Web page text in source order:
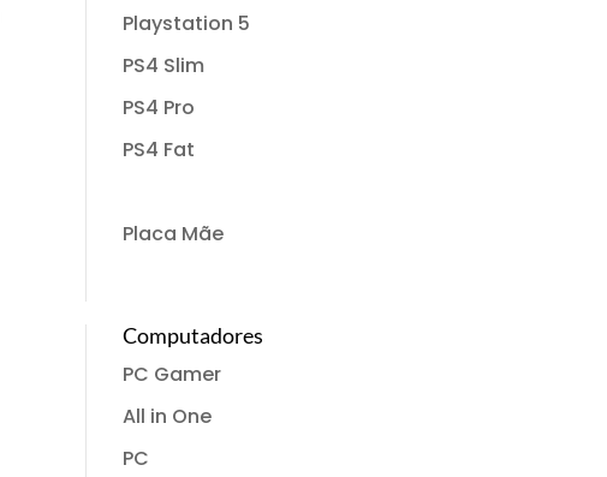
Playstation 5
PS4 Slim
PS4 Pro
PS4 Fat
Placa Mãe
Computadores
PC Gamer
All in One
PC